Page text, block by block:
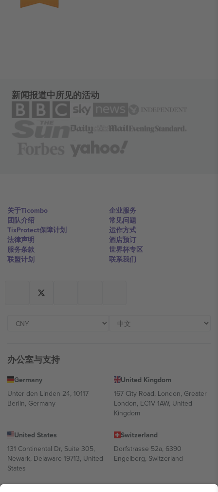
新闻报道中所见的活动
关于Ticombo
团队介绍
TixProtect保障计划
法律声明
服务条款
联盟计划
企业服务
常见问题
运作方式
酒店预订
世界杯专区
联系我们
办公室与支持
Germany
Unter den Linden 24, 10117
Berlin, Germany
United Kingdom
167 City Road, London, Greater
London, EC1V 1AW, United
Kingdom
United States
131 Continental Dr, Suite 305,
Newark, Delaware 19713, United
States
Switzerland
Dorfstrasse 52a, 6390
Engelberg, Switzerland